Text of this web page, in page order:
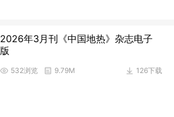
2026年3月刊《中国地热》杂志电子
版
126下载
532浏览 9.79M